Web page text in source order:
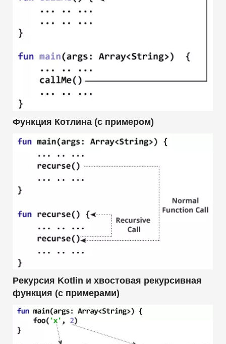
Функция Котлина (с примером)
Рекурсия Kotlin и хвостовая рекурсивная
функция (с примерами)